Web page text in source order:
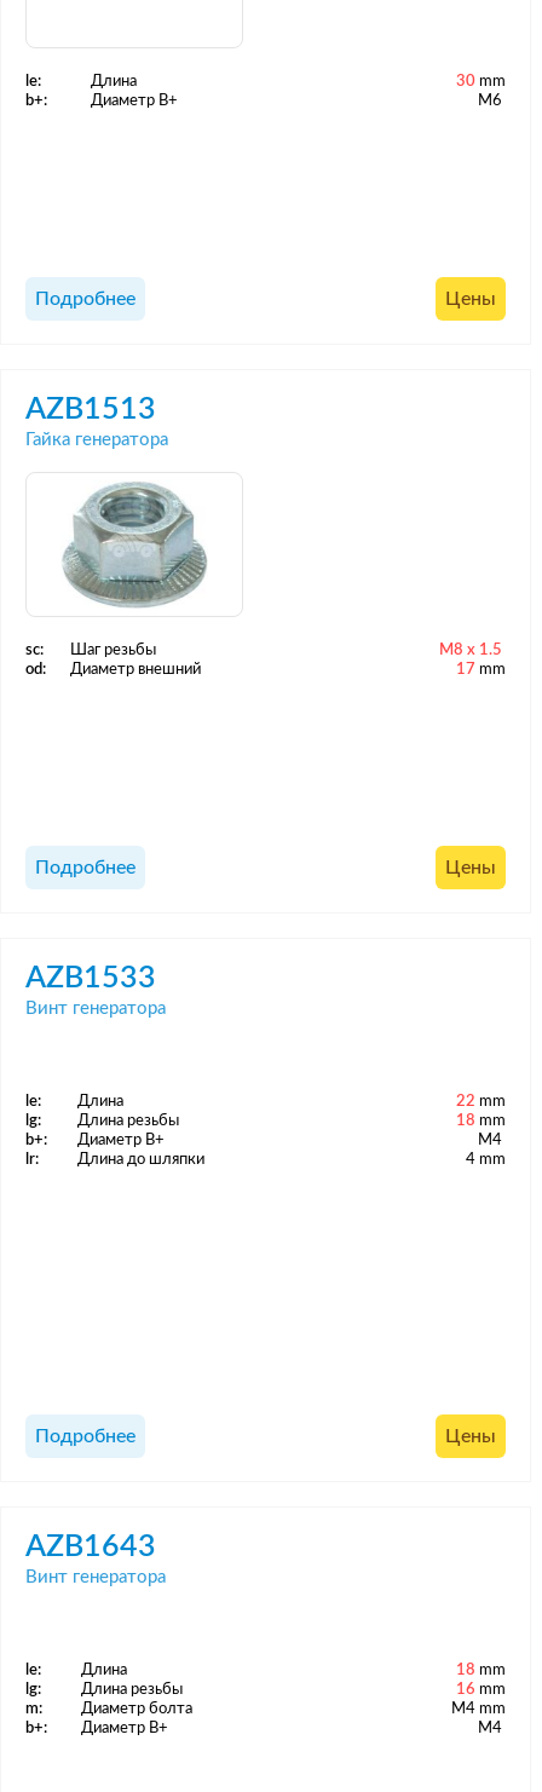
le: Длина 30 mm
b+:
Диаметр B+ M6
Подробнее Цены
AZB1513
Гайка генератора
sc: Шаг резьбы
M8 x 1.5
od:
Диаметр внешний 17 mm
Подробнее Цены
AZB1533
Винт генератора
le: Длина 22 mm
lg:
Длина резьбы 18 mm
b+:
Диаметр B+
M4
lr:
Длина до шляпки 4 mm
Подробнее Цены
AZB1643
Винт генератора
le: Длина 18 mm
lg:
Длина резьбы 16 mm
m:
Диаметр болта
M4 mm
b+:
Диаметр B+ M4